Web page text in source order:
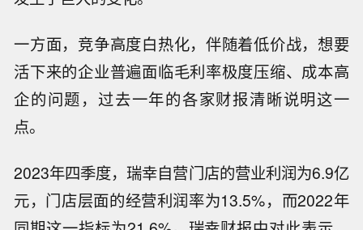
上海啡越投资管理有限公司董事长王振东告诉界
面新闻，Manner实际上是延续了它自街边小店起
家以来就采用的模式，即门店面积小，人员也
少。而类比星巴克的话，后者由于门店通常更
候，Manner员工的薪资水平在行业内也是相对较
高的。